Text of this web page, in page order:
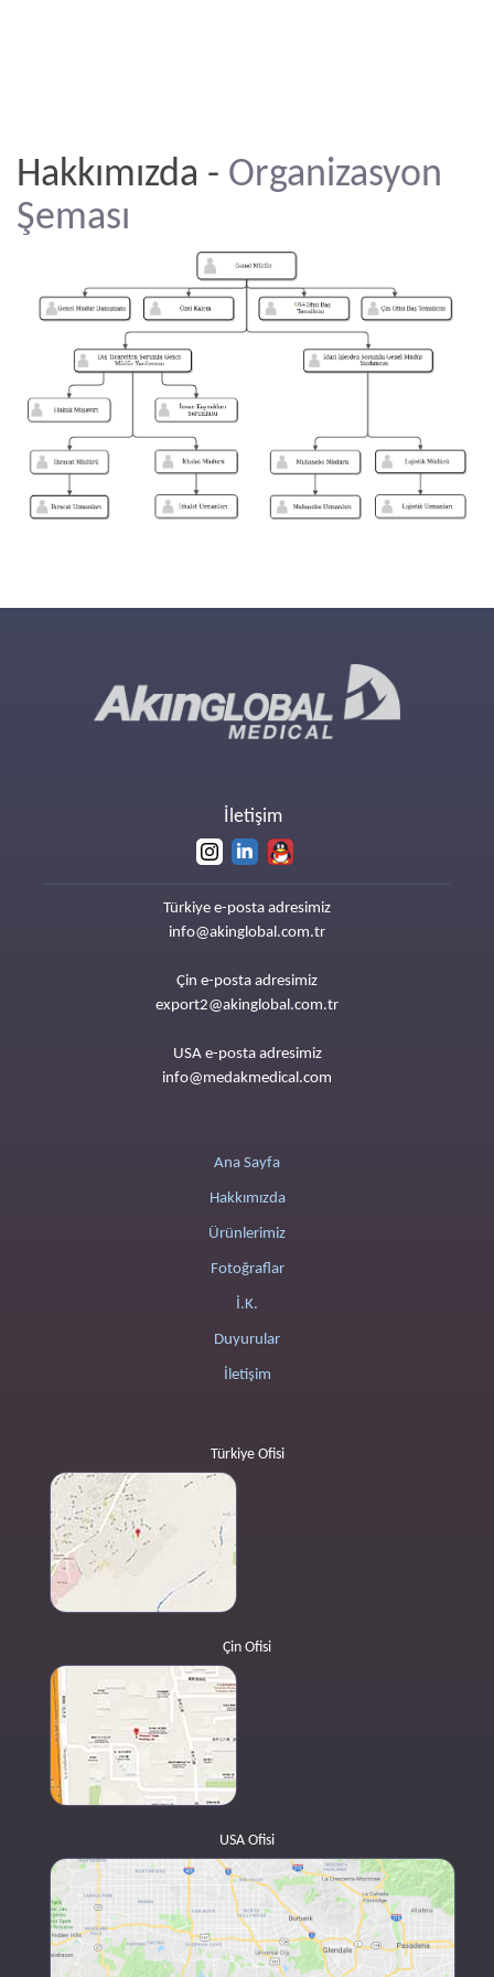
Hakkımızda - Organizasyon
Şeması
İletişim
Türkiye e-posta adresimiz
info@akinglobal.com.tr
Çin e-posta adresimiz
export2@akinglobal.com.tr
USA e-posta adresimiz
info@medakmedical.com
Ana Sayfa
Hakkımızda
Ürünlerimiz
Fotoğraflar
İ.K.
Duyurular
İletişim
Türkiye Ofisi
Çin Ofisi
USA Ofisi